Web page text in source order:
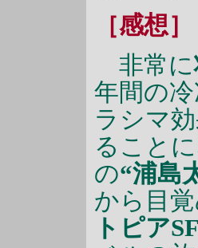
［感想］
非常に
年間の
ラシマ
ること
の“浦島
から目
トピアSF